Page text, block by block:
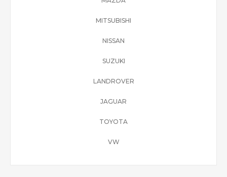
MITSUBISHI
NISSAN
SUZUKI
LANDROVER
JAGUAR
TOYOTA
VW